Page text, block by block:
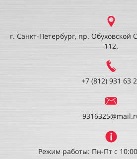
г. Санкт-Петербург, пр.
112.
+7 (812) 931 63
Режим работы: Пн-Пт с